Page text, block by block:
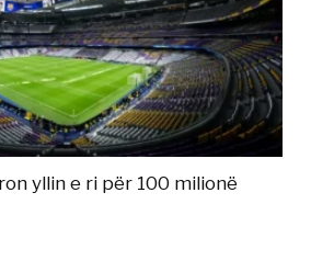
yllin e ri për 100 milionë